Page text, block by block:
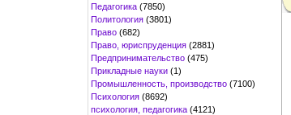
Педагогика (7850)
Политология (3801)
Право (682)
Право, юриспруденция (2881)
Предпринимательство (475)
Прикладные науки (1)
Промышленность, производство (7100)
Психология (8692)
психология, педагогика (4121)